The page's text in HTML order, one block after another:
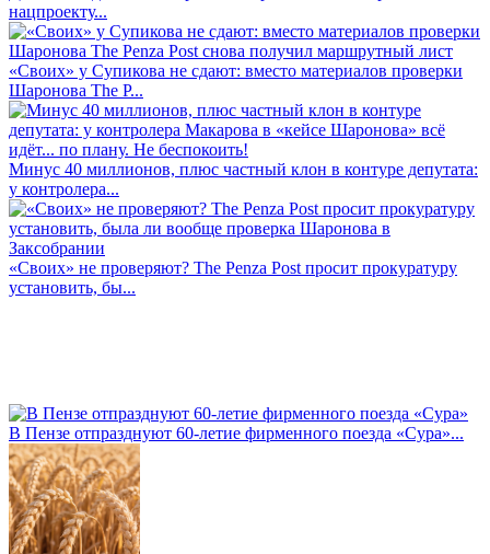
нацпроекту...
«Своих» у Супикова не сдают: вместо материалов проверки
Шаронова The P...
Минус 40 миллионов, плюс частный клон в контуре депутата:
у контролера...
«Своих» не проверяют? The Penza Post просит прокуратуру
установить, бы...
В Пензе отпразднуют 60-летие фирменного поезда «Сура»...